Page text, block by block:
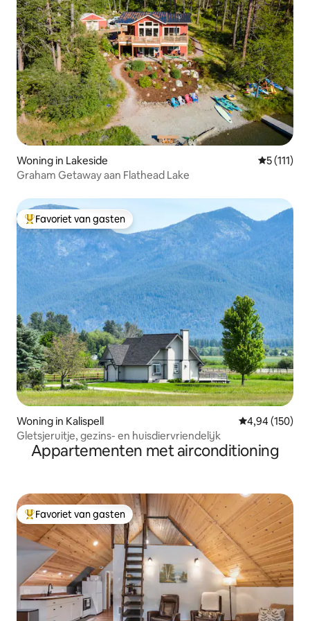
Woning in Lakeside
5 (111)
Graham Getaway aan Flathead Lake
Topfavoriet van gasten
Favoriet van gasten
Woning in Kalispell Gemiddelde
4,94 (150)
Gletsjeruitje, gezins- en huisdiervriendelijk
Appartementen met airconditioning
Topfavoriet van gasten
Favoriet van gasten